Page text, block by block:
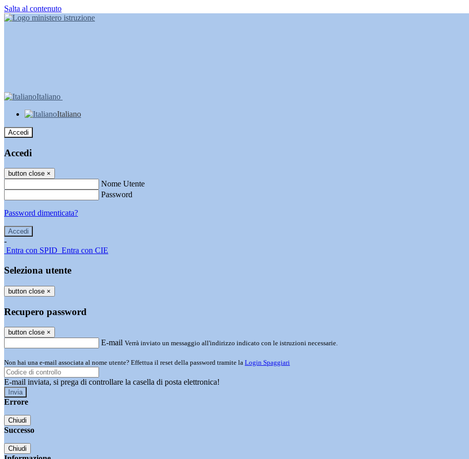
Salta al contenuto
Italiano
Italiano
Accedi
Accedi
button close ×
Nome Utente
Password
Password dimenticata?
-
Entra con SPID Entra con CIE
Seleziona utente
button close ×
Recupero password
button close ×
E-mail Verrà inviato un messaggio all'indirizzo indicato con le istruzioni necessarie.
Non hai una e-mail associata al nome utente? Effettua il reset della password tramite la Login Spaggiari
E-mail inviata, si prega di controllare la casella di posta elettronica!
Errore
Chiudi
Successo
Chiudi